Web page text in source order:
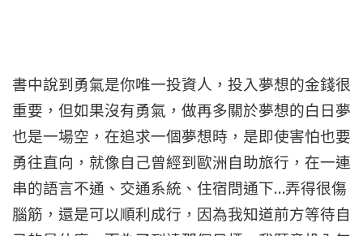
書中說到勇氣是你唯一投資人，投入夢想的金錢很
重要，但如果沒有勇氣，做再多關於夢想的白日夢
也是一場空，在追求一個夢想時，是即使害怕也要
勇往直向，就像自己曾經到歐洲自助旅行，在一連
串的語言不通、交通系統、住宿問通下…弄得很傷
腦筋，還是可以順利成行，因為我知道前方等待自